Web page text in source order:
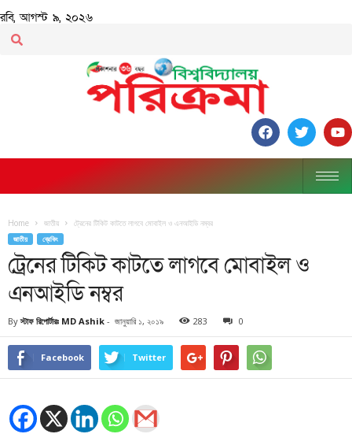
রবি, আগস্ট ৯, ২০২৬
Home জাতীয় ট্রেনের টিকিট কাটতে লাগবে মোবাইল ও এনআইডি নম্বর
জাতীয় ব্রেকিং
ট্রেনের টিকিট কাটতে লাগবে মোবাইল ও
এনআইডি নম্বর
By স্টাফ রিপোর্টারঃ MD Ashik - জানুয়ারি ১, ২০১৯ 283 0
Facebook Twitter